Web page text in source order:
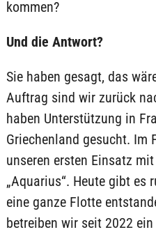
kommen?
Und die Antwort?
Sie haben gesagt, das
Auftrag sind wir zurück
haben Unterstützung in
Griechenland gesucht. Im
unseren ersten Einsatz
„Aquarius“. Heute gibt es
eine ganze Flotte
betreiben wir seit 2022